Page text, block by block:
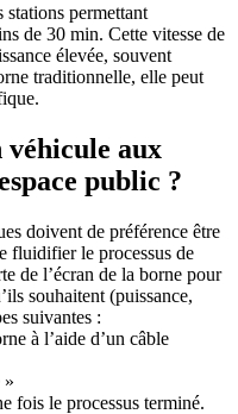
stations permettant
de 30 min. Cette vitesse de
élevée, souvent
traditionnelle, elle peut
aux
public ?
doivent de préférence être
fluidifier le processus de
de l’écran de la borne pour
souhaitent (puissance,
suivantes :
à l’aide d’un câble
»
fois le processus terminé.